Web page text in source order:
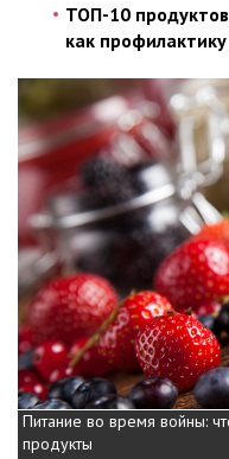
ТОП-10
как
Питание во время войны:
продукты